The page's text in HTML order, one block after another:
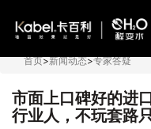
首页>新闻动态>专家答疑
市面上口碑好的进
行业人，不玩套路